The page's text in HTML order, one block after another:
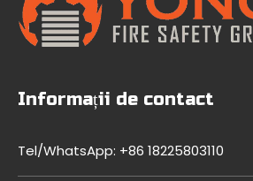
Informații de contact
Tel/WhatsApp: +86 18225803110